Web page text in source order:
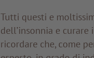
Tutti questi e
dell’insonnia e
ricordare che, come